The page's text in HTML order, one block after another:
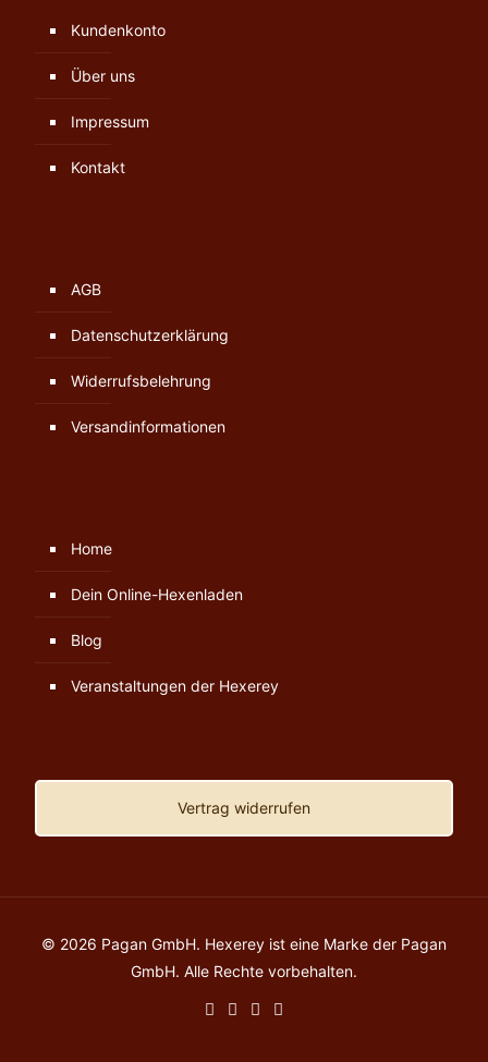
Kundenkonto
Über uns
Impressum
Kontakt
AGB
Datenschutzerklärung
Widerrufsbelehrung
Versandinformationen
Home
Dein Online-Hexenladen
Blog
Veranstaltungen der Hexerey
Vertrag widerrufen
© 2026 Pagan GmbH. Hexerey ist eine Marke der Pagan
GmbH. Alle Rechte vorbehalten.